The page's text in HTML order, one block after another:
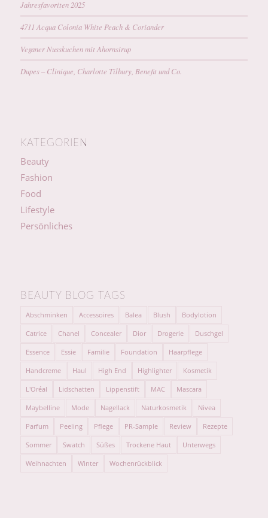
Jahresfavoriten 2025
4711 Acqua Colonia White Peach & Coriander
Veganer Nusskuchen mit Ahornsirup
Dupes – Clinique, Charlotte Tilbury, Benefit und Co.
KATEGORIEN
Beauty
Fashion
Food
Lifestyle
Persönliches
BEAUTY BLOG TAGS
Abschminken Accessoires Balea Blush Bodylotion
Catrice Chanel Concealer Dior Drogerie Duschgel
Essence Essie Familie Foundation Haarpflege
Handcreme Haul High End Highlighter Kosmetik
L'Oréal Lidschatten Lippenstift MAC Mascara
Maybelline Mode Nagellack Naturkosmetik Nivea
Parfum Peeling Pflege PR-Sample Review Rezepte
Sommer Swatch Süßes Trockene Haut Unterwegs
Weihnachten Winter Wochenrückblick